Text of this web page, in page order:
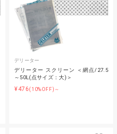
デリーター
デリーター スクリーン ＜網点/27.5
～50L(点サイズ：大)＞
¥476(10%OFF)～